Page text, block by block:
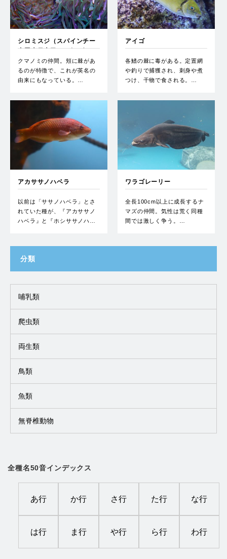
シロミスジ（スパインチー
クアネモネフィッシュ）
クマノミの仲間。頬に棘があ
るのが特徴で、これが英名の
由来にもなっている。…
アイゴ
各鰭の棘に毒がある。定置網
や釣りで捕獲され、刺身や煮
つけ、干物で食される。…
アカササノハベラ
以前は「ササノハベラ」とさ
れていた種が、『アカササノ
ハベラ』と『ホシササノハ…
ワラゴレーリー
全長100cm以上に成長するナ
マズの仲間。気性は荒く同種
間では激しく争う。…
分類
哺乳類
爬虫類
両生類
鳥類
魚類
無脊椎動物
全種名50音インデックス
あ行 か行 さ行 た行 な行
は行 ま行 や行 ら行 わ行